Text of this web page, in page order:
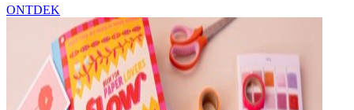
ONTDEK